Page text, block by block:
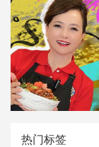
热门标签